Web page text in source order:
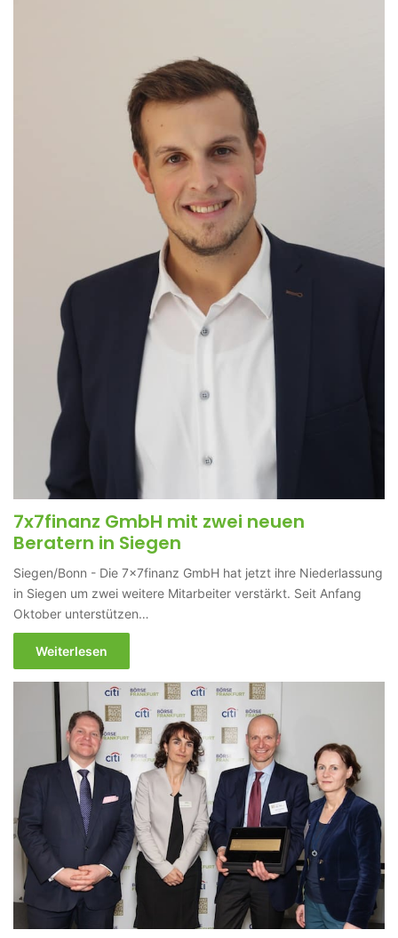
7x7finanz GmbH mit zwei neuen
Beratern in Siegen
Siegen/Bonn - Die 7x7finanz GmbH hat jetzt ihre Niederlassung
in Siegen um zwei weitere Mitarbeiter verstärkt. Seit Anfang
Oktober unterstützen…
Weiterlesen